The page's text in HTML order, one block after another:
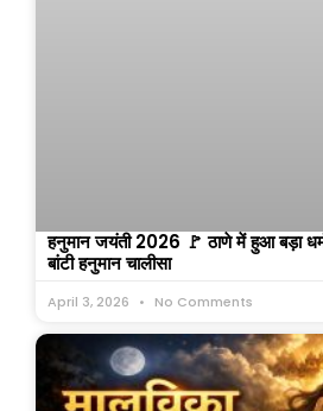
हनुमान जयंती 2026 🚩 ठाणे में हुआ बड़ा
बांटी हनुमान चालीसा
April 3, 2026 No Comments